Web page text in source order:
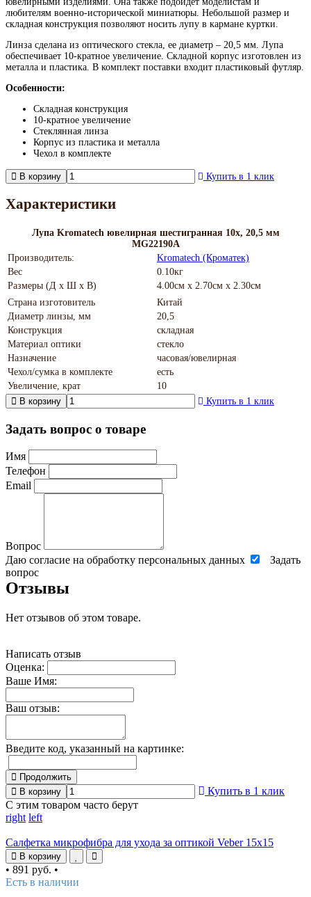
любителям военно-исторической миниатюры. Небольшой размер и
складная конструкция позволяют носить лупу в кармане куртки.
Линза сделана из оптического стекла, ее диаметр – 20,5 мм. Лупа
обеспечивает 10-кратное увеличение. Складной корпус изготовлен из
металла и пластика. В комплект поставки входит пластиковый футляр.
Особенности:
Складная конструкция
10-кратное увеличение
Стеклянная линза
Корпус из пластика и металла
Чехол в комплекте
В корзину Купить в 1 клик
Характеристики
Лупа Kromatech ювелирная шестигранная 10x, 20,5 мм
MG22190A
Производитель:
Kromatech (Кроматек)
Вес
0.10кг
Размеры (Д х Ш х В)
4.00см x 2.70см x 2.30см
Страна изготовитель
Китай
Диаметр линзы, мм
20,5
Конструкция
складная
Материал оптики
стекло
Назначение
часовая/ювелирная
Чехол/сумка в комплекте
есть
Увеличение, крат
10
В корзину
Купить в 1 клик
Задать вопрос о товаре
Имя
Телефон
Email
Вопрос
Даю согласие на обработку персональных данных
Задать
вопрос
Отзывы
Нет отзывов об этом товаре.
Написать отзыв
Оценка:
Ваше Имя:
Ваш отзыв:
Введите код, указанный на картинке:
Продолжить
В корзину
Купить в 1 клик
С этим товаром часто берут
right left
Салфетка микрофибра для ухода за оптикой Veber 15x15
В корзину
• 891 руб. •
Есть в наличии